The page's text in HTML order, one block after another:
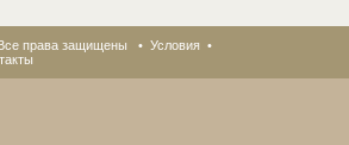
права защищены • Условия •